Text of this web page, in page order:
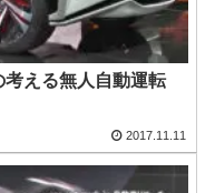
える無人自動運転
2017.11.11